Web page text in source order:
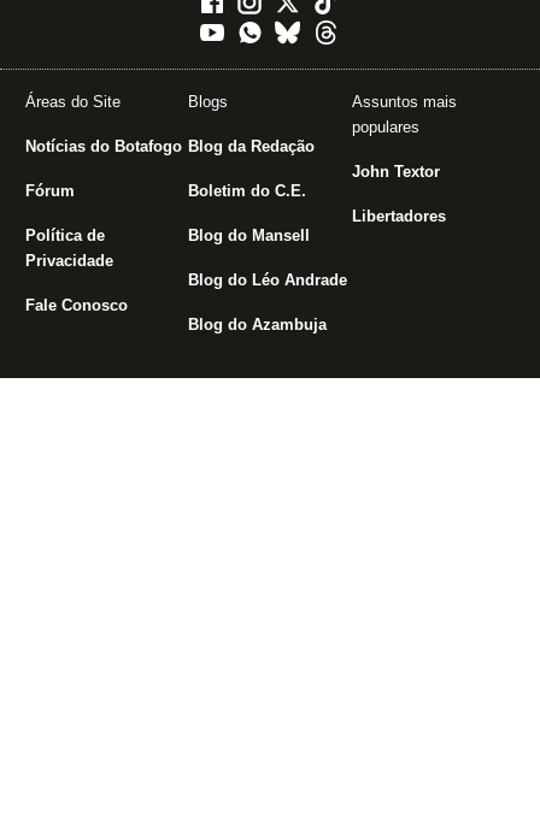
Áreas do Site
Notícias do Botafogo
Fórum
Política de
Privacidade
Fale Conosco
Blogs
Blog da Redação
Boletim do C.E.
Blog do Mansell
Blog do Léo Andrade
Blog do Azambuja
Assuntos mais
populares
John Textor
Libertadores